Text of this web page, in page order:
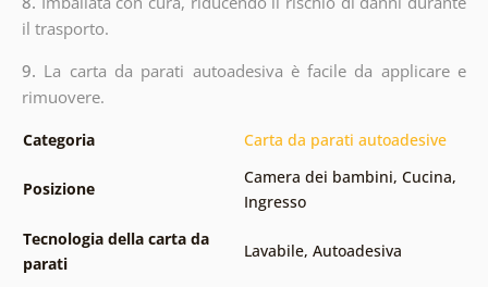
il trasporto.
9. La carta da parati autoadesiva è facile da applicare e
rimuovere.
Categoria Carta da parati autoadesive
Posizione
Camera dei bambini, Cucina,
Ingresso
Tecnologia della carta da
parati
Lavabile, Autoadesiva